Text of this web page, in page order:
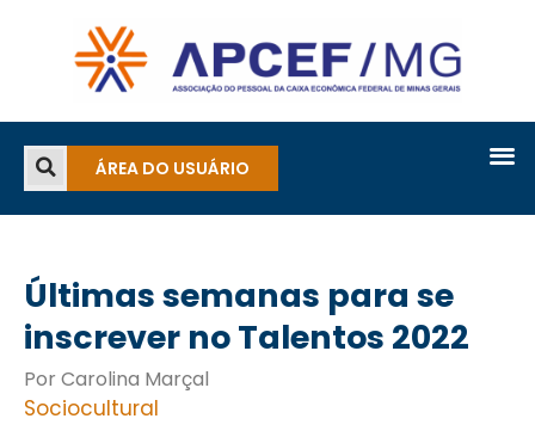
ÁREA DO USUÁRIO
Últimas semanas para se
inscrever no Talentos 2022
Por Carolina Marçal
Sociocultural